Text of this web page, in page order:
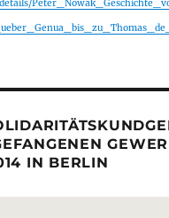
IN BERLIN